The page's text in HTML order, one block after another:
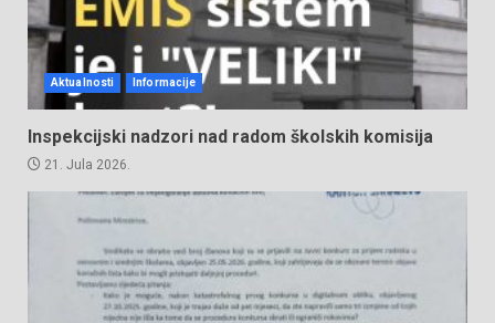
Aktualnosti Informacije
Inspekcijski nadzori nad radom školskih komisija
21. Jula 2026.